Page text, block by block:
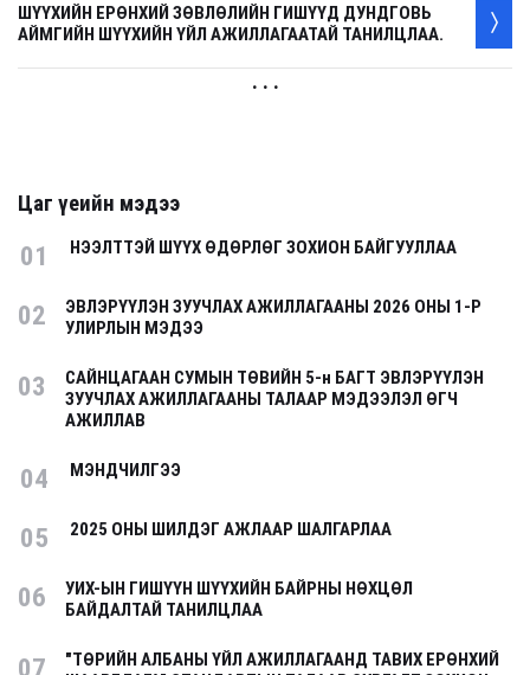
ШҮҮХИЙН ЕРӨНХИЙ ЗӨВЛӨЛИЙН ГИШҮҮД ДУНДГОВЬ
АЙМГИЙН ШҮҮХИЙН ҮЙЛ АЖИЛЛАГААТАЙ ТАНИЛЦЛАА.
. . .
Цаг үеийн мэдээ
01 НЭЭЛТТЭЙ ШҮҮХ ӨДӨРЛӨГ ЗОХИОН БАЙГУУЛЛАА
02
ЭВЛЭРҮҮЛЭН ЗУУЧЛАХ АЖИЛЛАГААНЫ 2026 ОНЫ 1-Р
УЛИРЛЫН МЭДЭЭ
03
САЙНЦАГААН СУМЫН ТӨВИЙН 5-н БАГТ ЭВЛЭРҮҮЛЭН
ЗУУЧЛАХ АЖИЛЛАГААНЫ ТАЛААР МЭДЭЭЛЭЛ ӨГЧ
АЖИЛЛАВ
04 МЭНДЧИЛГЭЭ
05 2025 ОНЫ ШИЛДЭГ АЖЛААР ШАЛГАРЛАА
06
УИХ-ЫН ГИШҮҮН ШҮҮХИЙН БАЙРНЫ НӨХЦӨЛ
БАЙДАЛТАЙ ТАНИЛЦЛАА
07
"ТӨРИЙН АЛБАНЫ ҮЙЛ АЖИЛЛАГААНД ТАВИХ ЕРӨНХИЙ